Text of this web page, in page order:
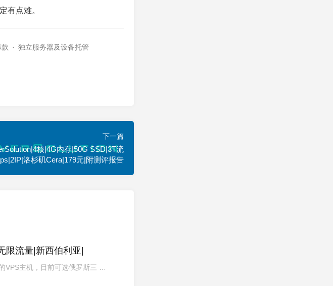
有点难。
款 · 独立服务器及设备托管
下一篇
核|4G内存|50G SSD|3T流
洛杉矶Cera|179元|附测评报告
限流量|新西伯利亚|
VPS主机，目前可选俄罗斯三 …